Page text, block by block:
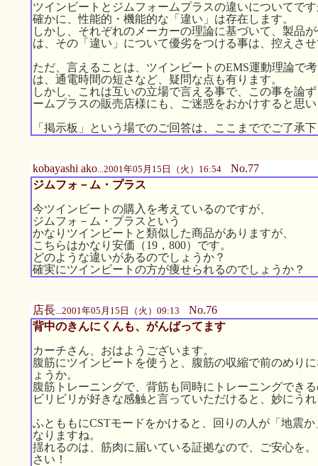
ツインビートとジムフォームプラスの違いについてで
確かに、性能的・機能的な「違い」は存在します。
しかし、それぞれのメーカーの理論に基づいて、製品
は、その「違い」について優劣をつける事は、控えさ
ただ、言えることは、ツインビートのEMS運動理論で
は、通電時間の短さなど、疑問な点も有ります。
しかし、これは互いの立場で言える事で、この事を論
ームプラスの販売店様にも、ご迷惑をおかけすると思
「掲示板」という場でのご回答は、ここまででご了承
kobayashi ako...2001年05月15日（火）16:54 No.77
ジムフォ－ム・プラス
今ツインビートの購入を考えているのですが、
ジムフォ－ム・プラスという
かなりツインビートと類似した商品がありますが、
こちらはかなり安価（19，800）です。
どのような違いがあるのでしょうか？
確実にツインビートの方が痩せられるのでしょうか？
店長...2001年05月15日（火）09:13 No.76
背中のきんにくんも、がんばってます
カーチさん、おはようございます。
腹筋にツインビートを使うと、腹筋の収縮で前のめり
ょうか。
腹筋トレーニングで、背筋も同時にトレーニングでき
ビリビリが好きな感触と言っていただけると、妙にう
ふとももにCSTモードをかけると、回りの人が「地震
なりますね。
揺れるのは、筋肉に届いている証拠なので、ご安心を
さい！